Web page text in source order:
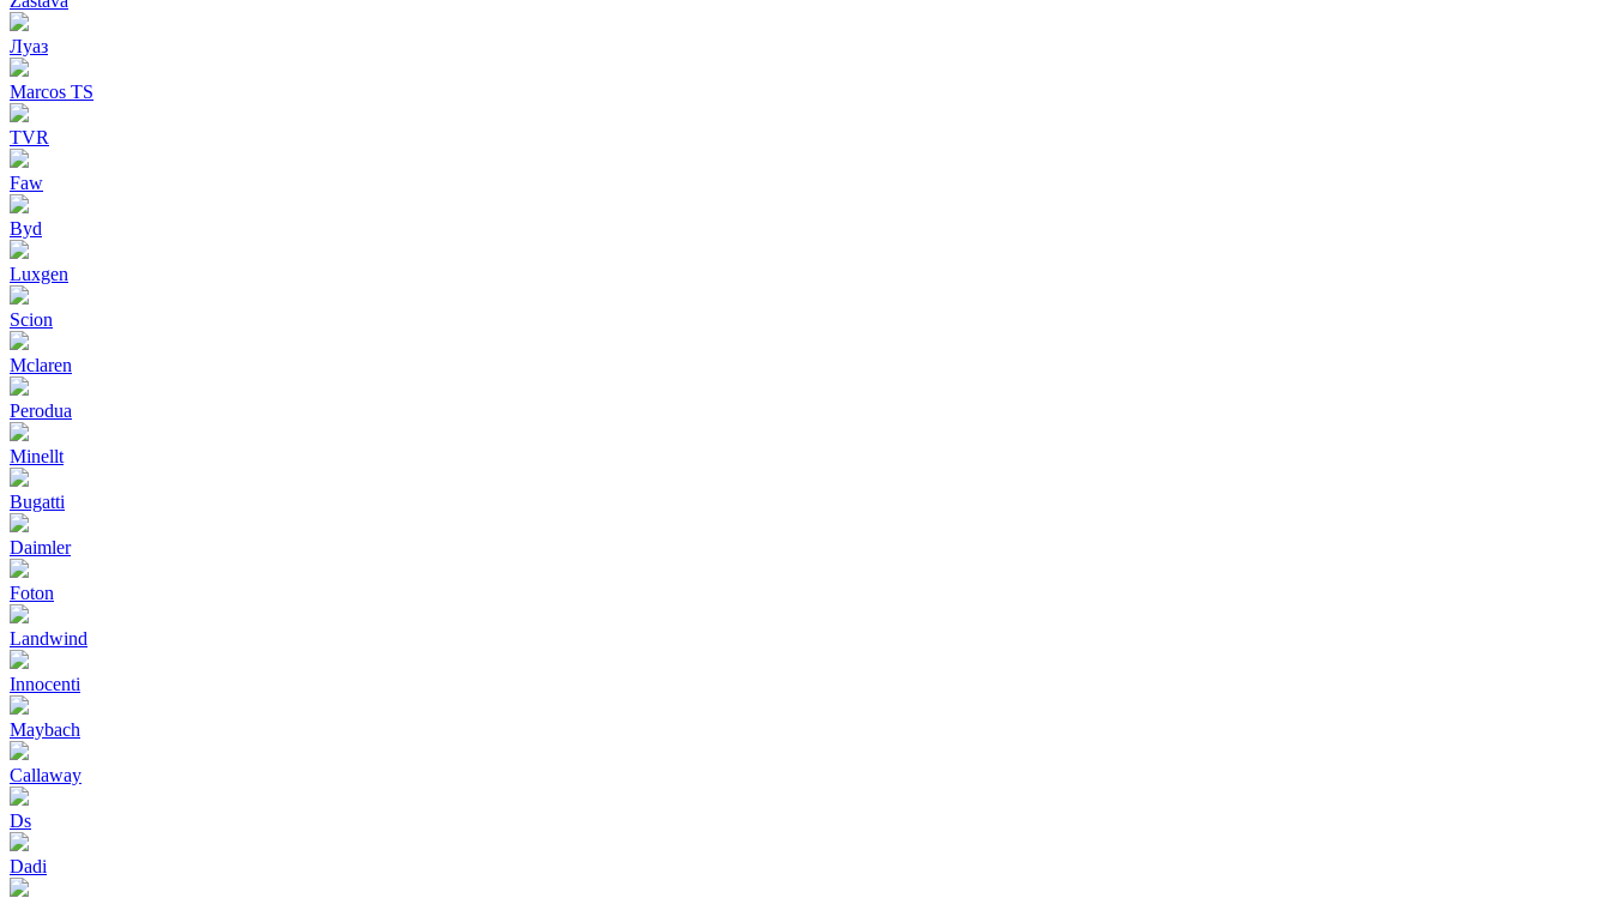
Луаз
Marcos TS
TVR
Faw
Byd
Luxgen
Scion
Mclaren
Perodua
Minellt
Bugatti
Daimler
Foton
Landwind
Innocenti
Maybach
Callaway
Ds
Dadi